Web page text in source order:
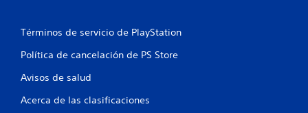
Términos de servicio de PlayStation
Política de cancelación de PS Store
Avisos de salud
Acerca de las clasificaciones